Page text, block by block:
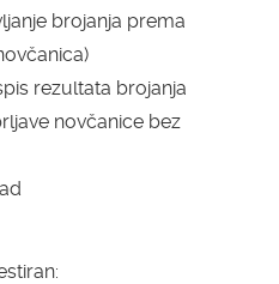
brojanja prema
rezultata brojanja
novčanice bez